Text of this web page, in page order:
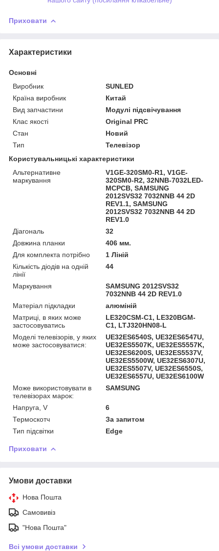
Приховати
Характеристики
Основні
Виробник
SUNLED
Країна виробник
Китай
Вид запчастини
Модулі підсвічування
Клас якості
Original PRC
Стан
Новий
Тип
Телевізор
Користувальницькі характеристики
Альтернативне
маркування
V1GE-320SM0-R1, V1GE-
320SM0-R2, 32NNB-7032LED-
MCPCB, SAMSUNG
2012SVS32 7032NNB 44 2D
REV1.1, SAMSUNG
2012SVS32 7032NNB 44 2D
REV1.0
Діагональ
32
Довжина планки
406 мм.
Для комплекта потрібно
1 Ліній
Кількість діодів на одній
лінії
44
Маркування
SAMSUNG 2012SVS32
7032NNB 44 2D REV1.0
Матеріал підкладки
алюміній
Матриці, в яких може
застосовуватись
LE320CSM-C1, LE320BGM-
C1, LTJ320HN08-L
Моделі телевізорів, у яких
може застосовуватися:
UE32ES6540S, UE32ES6547U,
UE32ES5507K, UE32ES5557K,
UE32ES6200S, UE32ES5537V,
UE32ES5500W, UE32ES6307U,
UE32ES5507V, UE32ES6550S,
UE32ES6557U, UE32ES6100W
Може використовувати в
телевізорах марок:
SAMSUNG
Напруга, V
6
Термоскотч
За запитом
Тип підсвітки
Edge
Приховати
Умови доставки
Нова Пошта
Самовивіз
"Нова Пошта"
Всі умови доставки